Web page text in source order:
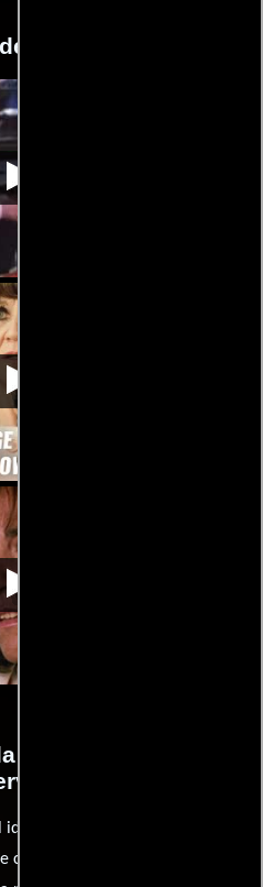
la película Women on the
of a Nervous Breakdown
la película Women on the
of a Nervous Breakdown
la película Women on the
of a Nervous Breakdown
películas Women on
Breakdown?
doblaje o subtítulos que
comprar, alquilar o contratar un